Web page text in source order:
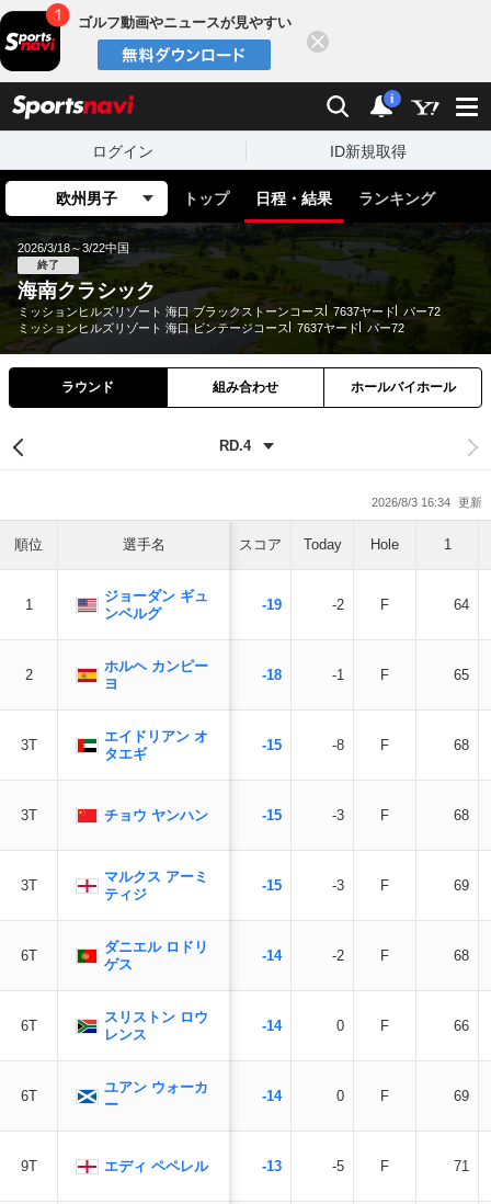
ゴルフ動画やニュースが見やすい
検索 通知
i
ログイン ID新規取得
欧州男子 トップ 日程・結果 ランキング
2026/3/18～3/22中国
終了
海南クラシック
ミッションヒルズリゾート 海口 ブラックストーンコース 7637ヤード
パー72
ミッションヒルズリゾート 海口 ビンテージコース
7637ヤード パー72
ラウンド 組み合わせ ホールバイホール
2026/8/3 16:34
順位 選手名
1
ジョーダン ギュ
ンベルグ
2
ホルヘ カンピー
ヨ
3T
エイドリアン オ
タエギ
3T チョウ ヤンハン
3T
マルクス アーミ
ティジ
6T
ダニエル ロドリ
ゲス
6T
スリストン ロウ
レンス
6T
ユアン ウォーカ
ー
9T エディ ペペレル
スコア Today Hole 1
-19 -2 F 64
-18 -1 F 65
-15 -8 F 68
-15 -3 F 68
-15 -3 F 69
-14 -2 F 68
-14 0 F 66
-14 0 F 69
-13 -5 F 71